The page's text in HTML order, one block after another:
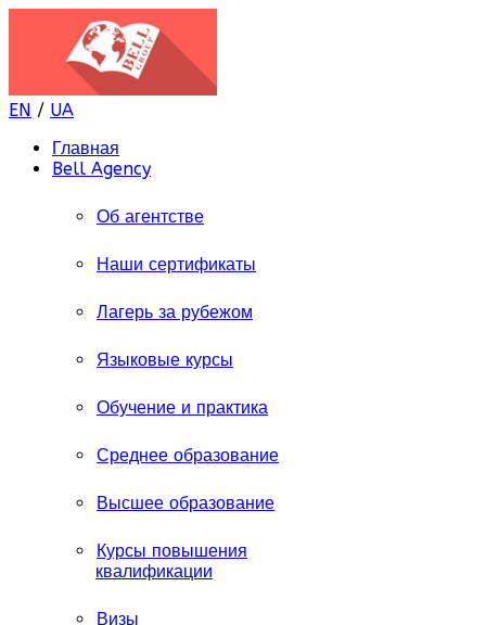
EN / UA
Главная
Bell Agency
Об агентстве
Наши сертификаты
Лагерь за рубежом
Языковые курсы
Обучение и практика
Среднее образование
Высшее образование
Курсы повышения
квалификации
Визы